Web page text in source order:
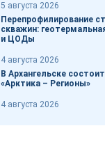
5 августа 2026
Перепрофилирование
скважин:
и ЦОДы
4 августа 2026
В Архангельске
«Арктика – Регионы»
4 августа 2026